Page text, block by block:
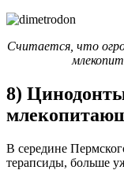
Считается, что
8)
В середине
терапсиды, больше